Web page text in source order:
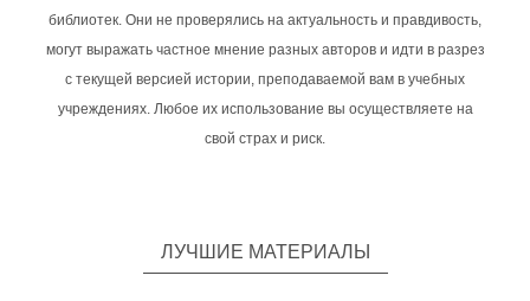
библиотек. Они не проверялись на актуальность и правдивость,
могут выражать частное мнение разных авторов и идти в разрез
с текущей версией истории, преподаваемой вам в учебных
учреждениях. Любое их использование вы осуществляете на
свой страх и риск.
ЛУЧШИЕ МАТЕРИАЛЫ